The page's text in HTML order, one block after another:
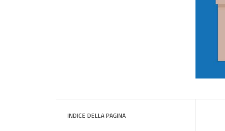
INDICE DELLA PAGINA